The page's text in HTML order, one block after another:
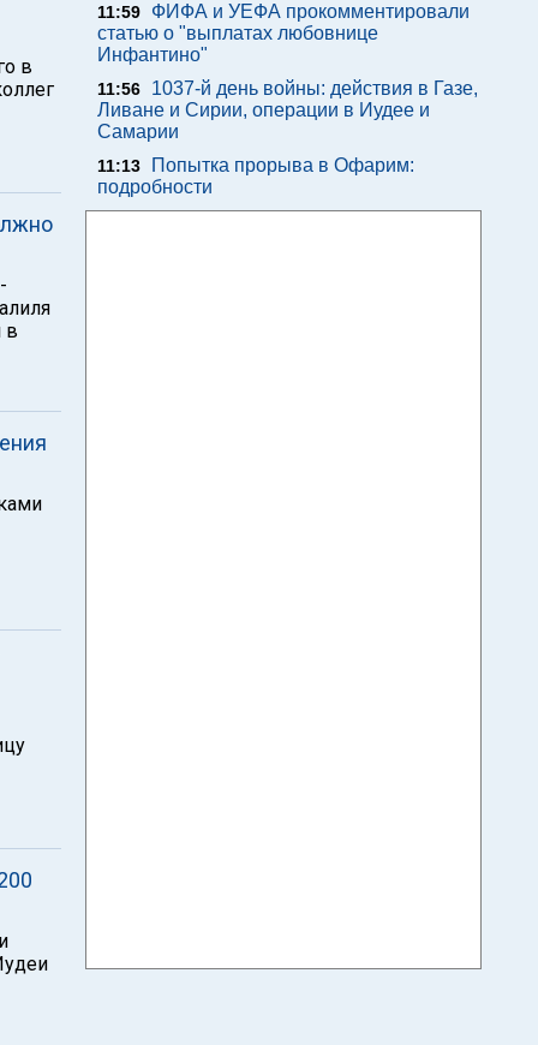
в
в
11:59
ФИФА и УЕФА прокомментировали
статью о "выплатах любовнице
Инфантино"
11:56
1037-й день войны: действия в Газе,
Ливане и Сирии, операции в Иудее и
Самарии
11:13
Попытка прорыва в Офарим:
подробности